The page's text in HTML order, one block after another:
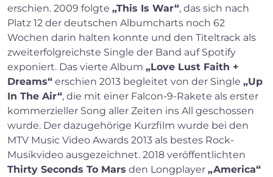
erschien. 2009 folgte „This Is War“, das sich nach
Platz 12 der deutschen Albumcharts noch 62
Wochen darin halten konnte und den Titeltrack als
zweiterfolgreichste Single der Band auf Spotify
exponiert. Das vierte Album „Love Lust Faith +
Dreams“ erschien 2013 begleitet von der Single „Up
In The Air“, die mit einer Falcon-9-Rakete als erster
kommerzieller Song aller Zeiten ins All geschossen
wurde. Der dazugehörige Kurzfilm wurde bei den
MTV Music Video Awards 2013 als bestes Rock-
Musikvideo ausgezeichnet. 2018 veröffentlichten
Thirty Seconds To Mars den Longplayer „America“